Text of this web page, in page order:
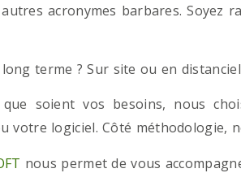
autres acronymes barbares.
terme ? Sur site ou en
soient vos besoins, nous
votre logiciel. Côté méthodologie,
nous permet de vous